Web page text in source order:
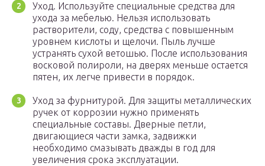
Уход. Используйте специальные средства для
ухода за мебелью. Нельзя использовать
растворители, соду, средства с повышенным
уровнем кислоты и щелочи. Пыль лучше
устранять сухой ветошью. После использования
восковой полироли, на дверях меньше остается
пятен, их легче привести в порядок.
Уход за фурнитурой. Для защиты металлических
ручек от коррозии нужно применять
специальные составы. Дверные петли,
двигающиеся части замка, задвижки
необходимо смазывать дважды в год для
увеличения срока эксплуатации.